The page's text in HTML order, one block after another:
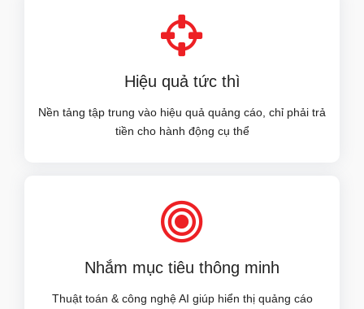
Hiệu quả tức thì
Nền tảng tập trung vào hiệu quả quảng cáo, chỉ phải trả
tiền cho hành động cụ thể
Nhắm mục tiêu thông minh
Thuật toán & công nghệ AI giúp hiển thị quảng cáo